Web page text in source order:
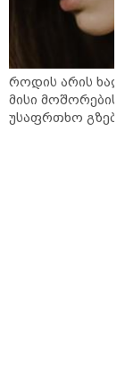
როდის არის
მისი მოშორების
უსაფრთხო გზები